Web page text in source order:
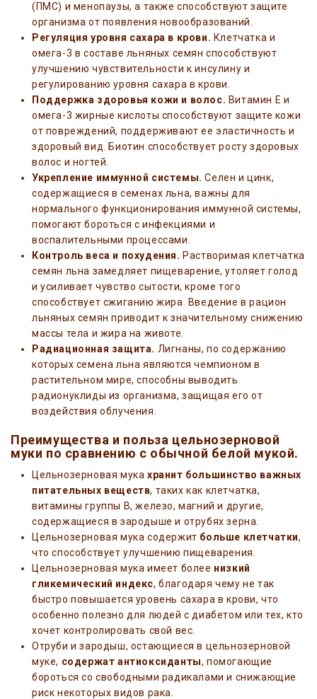
(ПМС) и менопаузы, а также способствуют защите
организма от появления новообразований.
Регуляция уровня сахара в крови. Клетчатка и
омега-3 в составе льняных семян способствуют
улучшению чувствительности к инсулину и
регулированию уровня сахара в крови.
Поддержка здоровья кожи и волос. Витамин E и
омега-3 жирные кислоты способствуют защите кожи
от повреждений, поддерживают ее эластичность и
здоровый вид. Биотин способствует росту здоровых
волос и ногтей.
Укрепление иммунной системы. Селен и цинк,
содержащиеся в семенах льна, важны для
нормального функционирования иммунной системы,
помогают бороться с инфекциями и
воспалительными процессами.
Контроль веса и похудения. Растворимая клетчатка
семян льна замедляет пищеварение, утоляет голод
и усиливает чувство сытости, кроме того
способствует сжиганию жира. Введение в рацион
льняных семян приводит к значительному снижению
массы тела и жира на животе.
Радиационная защита. Лигнаны, по содержанию
которых семена льна являются чемпионом в
растительном мире, способны выводить
радионуклиды из организма, защищая его от
воздействия облучения.
Преимущества и польза цельнозерновой
муки по сравнению с обычной белой мукой.
Цельнозерновая мука хранит большинство важных
питательных веществ, таких как клетчатка,
витамины группы В, железо, магний и другие,
содержащиеся в зародыше и отрубях зерна.
Цельнозерновая мука содержит больше клетчатки,
что способствует улучшению пищеварения.
Цельнозерновая мука имеет более низкий
гликемический индекс, благодаря чему не так
быстро повышается уровень сахара в крови, что
особенно полезно для людей с диабетом или тех, кто
хочет контролировать свой вес.
Отруби и зародыш, остающиеся в цельнозерновой
муке, содержат антиоксиданты, помогающие
бороться со свободными радикалами и снижающие
риск некоторых видов рака.